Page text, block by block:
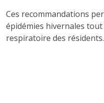
Ces recommandations
épidémies hivernales
respiratoire des résidents.